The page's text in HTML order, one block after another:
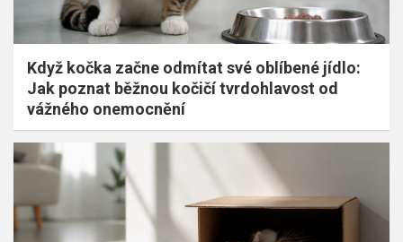
Když kočka začne odmítat své oblíbené jídlo:
Jak poznat běžnou kočičí tvrdohlavost od
vážného onemocnění